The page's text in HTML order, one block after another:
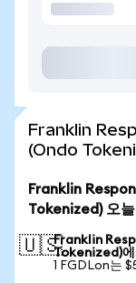
Franklin
(Ondo
Franklin
Tokenized) 오
🇺🇸Franklin
Tokenized)에
1 FGDLon는